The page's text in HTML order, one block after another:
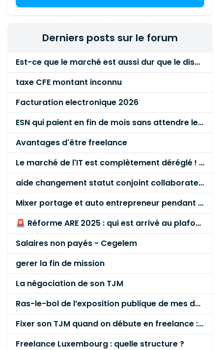
Derniers posts sur le forum
Est-ce que le marché est aussi dur que le disent les commerciaux ?
taxe CFE montant inconnu
Facturation electronique 2026
ESN qui paient en fin de mois sans attendre le paiement client ?
Avantages d'être freelance
Le marché de l'IT est complètement déréglé ! STOP à cette mascarade ! Il faut s'unir et résister !
aide changement statut conjoint collaborateur
Mixer portage et auto entrepreneur pendant des années - quel risque ?
🚨 Réforme ARE 2025 : qui est arrivé au plafond des 60 % en gardant son entreprise ?
Salaires non payés - Cegelem
gerer la fin de mission
La négociation de son TJM
Ras-le-bol de l’exposition publique de mes données personnelles liées à mon entreprise
Fixer son TJM quand on débute en freelance : la méthode mathématique (et pas au feeling) 🛑
Freelance Luxembourg : quelle structure ?